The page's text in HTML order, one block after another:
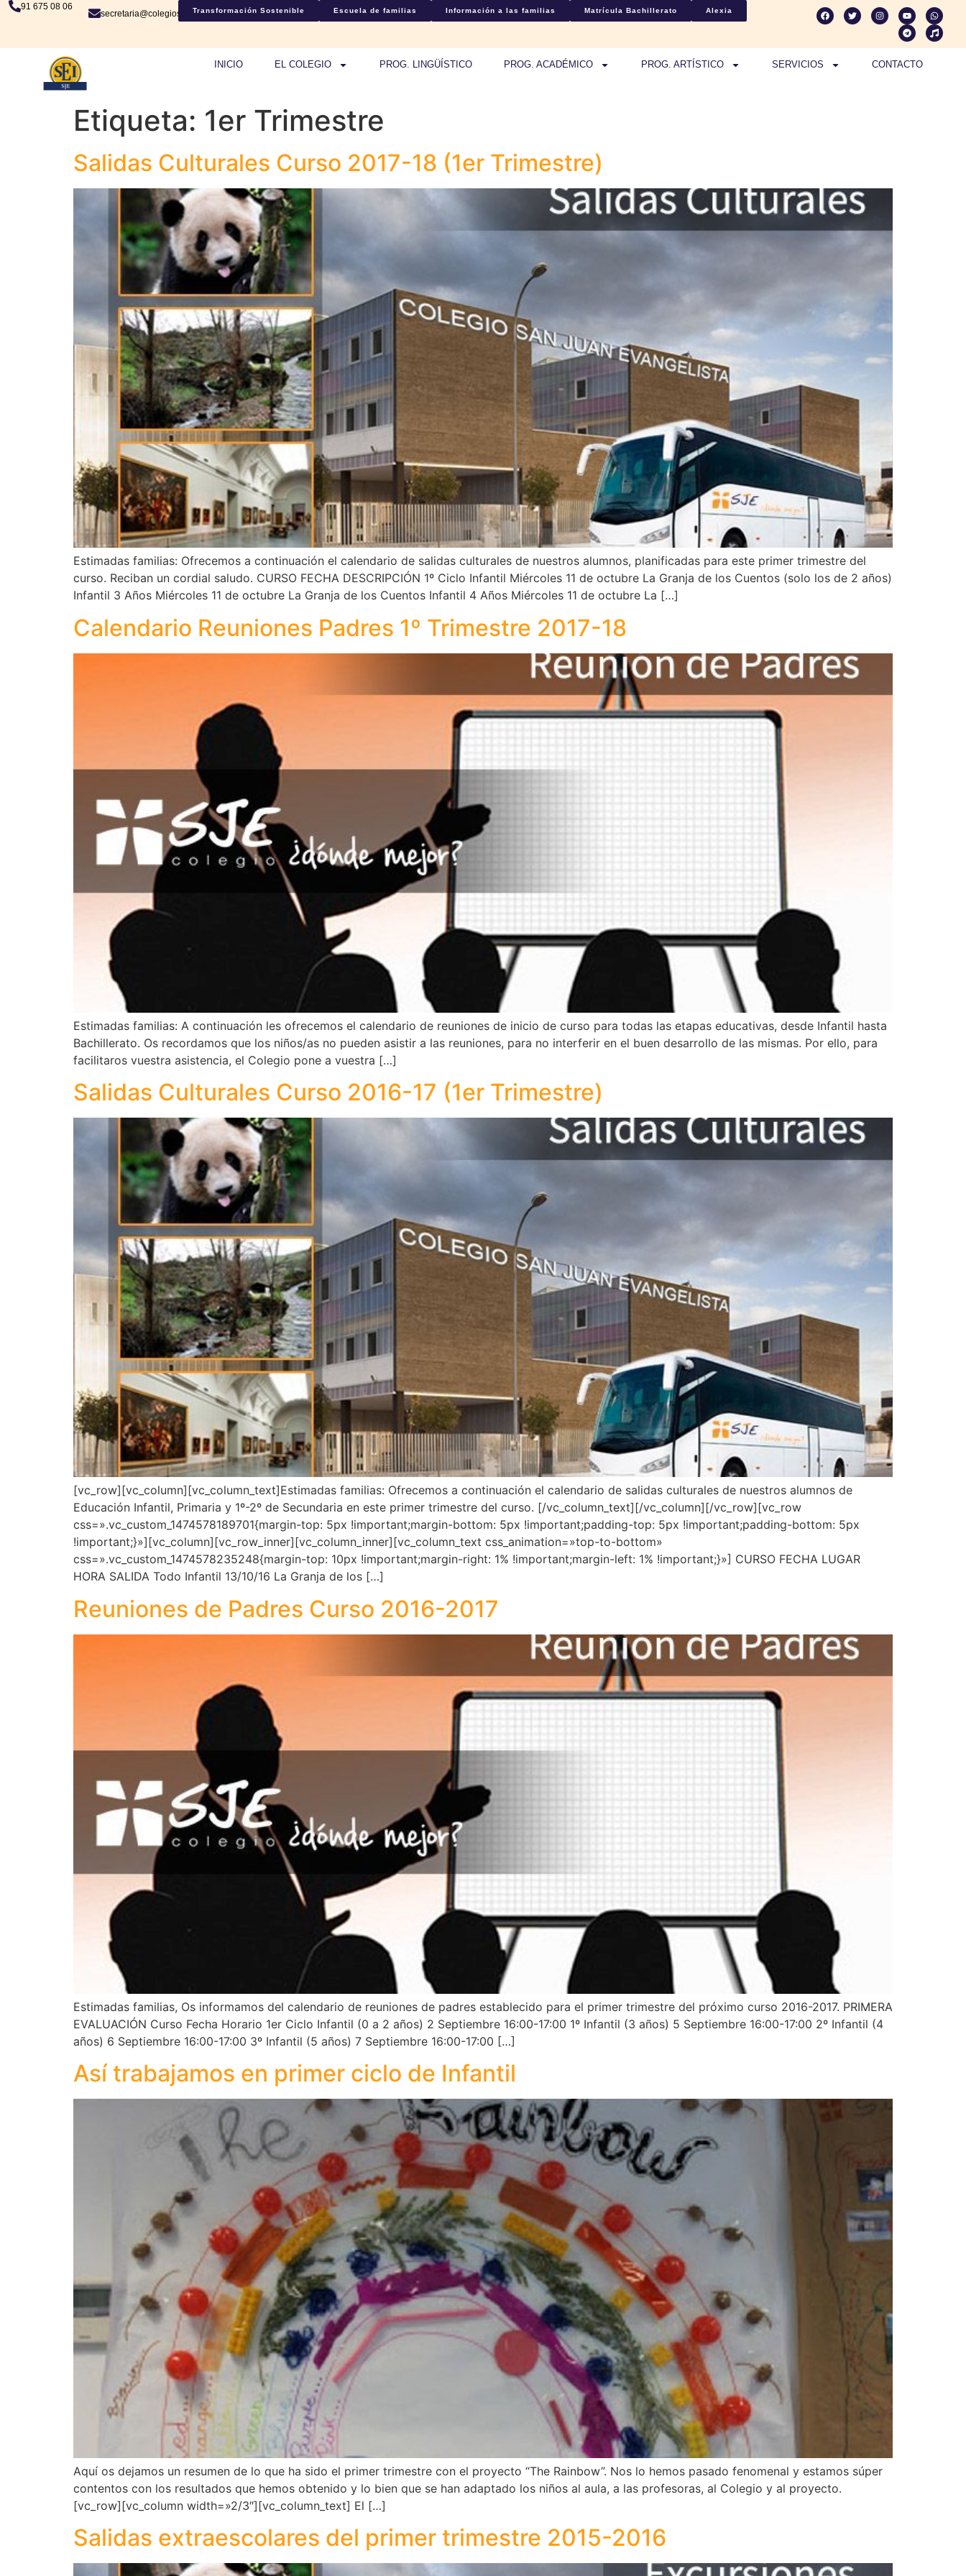
91 675 08 06
secretaria@colegiosje.esTransformación Sostenible Escuela de familias Información a las familias Matrícula Bachillerato Alexia
INICIO EL COLEGIO PROG. LINGÜÍSTICO PROG. ACADÉMICO PROG. ARTÍSTICO SERVICIOS CONTACTO
Etiqueta: 1er Trimestre
Salidas Culturales Curso 2017-18 (1er Trimestre)
Estimadas familias: Ofrecemos a continuación el calendario de salidas culturales de nuestros alumnos, planificadas para este primer trimestre del
curso. Reciban un cordial saludo. CURSO FECHA DESCRIPCIÓN 1º Ciclo Infantil Miércoles 11 de octubre La Granja de los Cuentos (solo los de 2 años)
Infantil 3 Años Miércoles 11 de octubre La Granja de los Cuentos Infantil 4 Años Miércoles 11 de octubre La […]
Calendario Reuniones Padres 1º Trimestre 2017-18
Estimadas familias: A continuación les ofrecemos el calendario de reuniones de inicio de curso para todas las etapas educativas, desde Infantil hasta
Bachillerato. Os recordamos que los niños/as no pueden asistir a las reuniones, para no interferir en el buen desarrollo de las mismas. Por ello, para
facilitaros vuestra asistencia, el Colegio pone a vuestra […]
Salidas Culturales Curso 2016-17 (1er Trimestre)
[vc_row][vc_column][vc_column_text]Estimadas familias: Ofrecemos a continuación el calendario de salidas culturales de nuestros alumnos de
Educación Infantil, Primaria y 1º-2º de Secundaria en este primer trimestre del curso. [/vc_column_text][/vc_column][/vc_row][vc_row
css=».vc_custom_1474578189701{margin-top: 5px !important;margin-bottom: 5px !important;padding-top: 5px !important;padding-bottom: 5px
!important;}»][vc_column][vc_row_inner][vc_column_inner][vc_column_text css_animation=»top-to-bottom»
css=».vc_custom_1474578235248{margin-top: 10px !important;margin-right: 1% !important;margin-left: 1% !important;}»] CURSO FECHA LUGAR
HORA SALIDA Todo Infantil 13/10/16 La Granja de los […]
Reuniones de Padres Curso 2016-2017
Estimadas familias, Os informamos del calendario de reuniones de padres establecido para el primer trimestre del próximo curso 2016-2017. PRIMERA
EVALUACIÓN Curso Fecha Horario 1er Ciclo Infantil (0 a 2 años) 2 Septiembre 16:00-17:00 1º Infantil (3 años) 5 Septiembre 16:00-17:00 2º Infantil (4
años) 6 Septiembre 16:00-17:00 3º Infantil (5 años) 7 Septiembre 16:00-17:00 […]
Así trabajamos en primer ciclo de Infantil
Aquí os dejamos un resumen de lo que ha sido el primer trimestre con el proyecto “The Rainbow”. Nos lo hemos pasado fenomenal y estamos súper
contentos con los resultados que hemos obtenido y lo bien que se han adaptado los niños al aula, a las profesoras, al Colegio y al proyecto.
[vc_row][vc_column width=»2/3″][vc_column_text] El […]
Salidas extraescolares del primer trimestre 2015-2016